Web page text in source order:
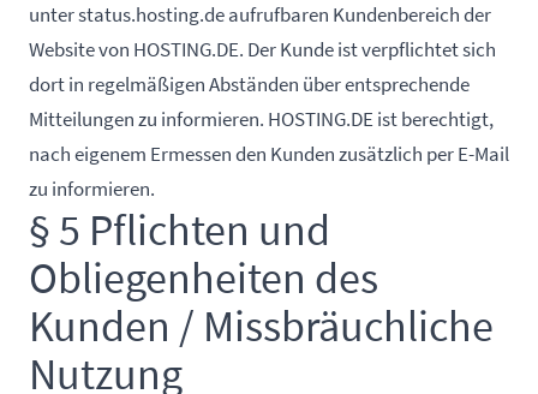
unterstatus.hosting.deaufrufbaren Kundenbereich der
Website von HOSTING.DE. Der Kunde ist verpflichtet sich
dort in regelmäßigen Abständen über entsprechende
Mitteilungen zu informieren. HOSTING.DE ist berechtigt,
nach eigenem Ermessen den Kunden zusätzlich per E-Mail
zu informieren.
§ 5 Pflichten und
Obliegenheiten des
Kunden / Missbräuchliche
Nutzung